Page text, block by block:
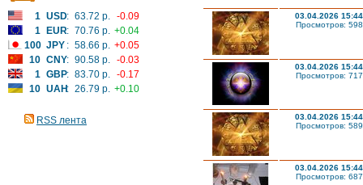
1 USD: 63.72 р. -0.09
1
EUR: 70.76 р. +0.04
100 JPY : 58.66 р. +0.05
10 CNY: 90.58 р. -0.03
1 GBP: 83.70 р. -0.17
10 UAH: 26.79 р. +0.10
RSS лента
03.04.2026 15:44
Просмотров: 598
03.04.2026 15:44
Просмотров: 717
03.04.2026 15:44
Просмотров: 589
03.04.2026 15:44
Просмотров: 687